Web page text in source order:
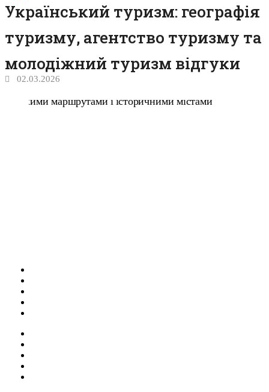
Український туризм: географія
туризму, агентство туризму та
молодіжний туризм відгуки
02.03.2026